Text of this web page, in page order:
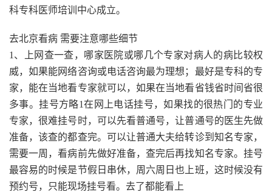
科专科医师培训中心成立。
去北京看病 需要注意哪些细节
1、上网查一查，哪家医院或哪几个专家对病人的病比较权
威，如果能网络咨询或电话咨询最为理想；最好是专科的专
家，能在当地看专家就可以，如果在当地看省钱省时间省很
多事。挂号方略1在网上电话挂号，如果找的很热门的专业
专家，很难挂号时，可以先看普通号，让普通号的医生先做
准备，该查的都查完。可以让普通大夫给转诊到知名专家，
需要一周，看病前先做好准备，查完后再找知名专家。挂号
最容易的时候是节假日串休，周六周日也上班，这时候没有
预约号，只能现场挂号看。去了都能看上